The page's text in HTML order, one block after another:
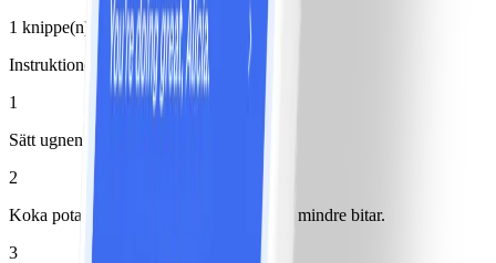
1 knippe(n)
Instruktioner
1
Sätt ugnen på 200°.
2
Koka potatis. Låt svalna något och dela i mindre bitar.
3